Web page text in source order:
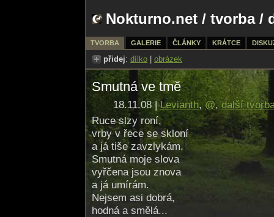
Nokturno.net / tvorba/
TVORBA GALERIE ČLÁNKY KRÁTCE
přidej: dílko obrázek
Smutná ve tmě
18.11.08 |Levianth,@,další
Ruce slzy roní,
vrby v řece se skloní
a já tiše zavzlykám.
Smutná moje slova
vyřčena jsou znova
a já umírám.
Nejsem asi dobrá,
hodná a smělá...